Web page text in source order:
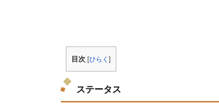
目次 [ひらく ]
ステータス